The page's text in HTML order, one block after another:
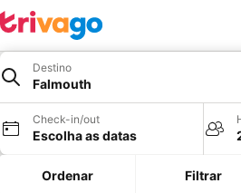
Destino
Falmouth
Check-in/out
Escolha as datas
Ordenar Filtrar